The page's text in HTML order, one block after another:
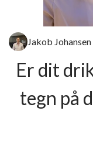
Jakob Johansen
Er dit
tegn på